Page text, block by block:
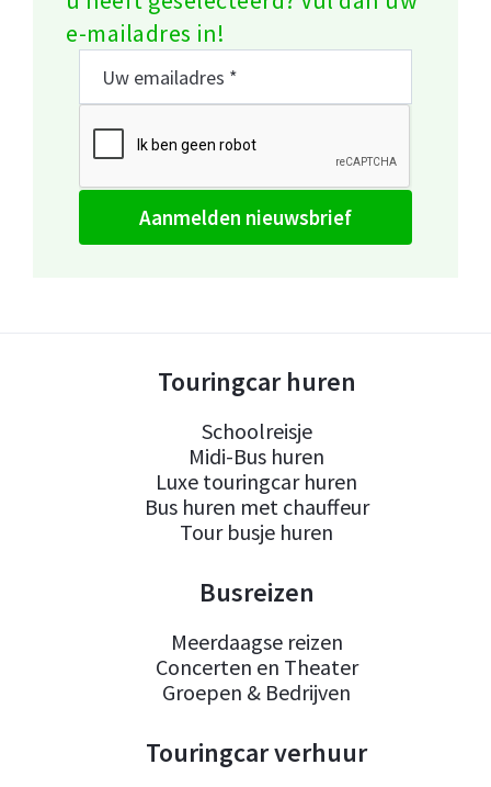
e-mailadres in!
aanmelden nieuwsbrief
Touringcar huren
Schoolreisje
Midi-Bus huren
Luxe touringcar huren
Bus huren met chauffeur
Tour busje huren
Busreizen
Meerdaagse reizen
Concerten en Theater
Groepen & Bedrijven
Touringcar verhuur